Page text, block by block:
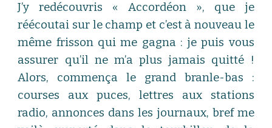
J’y redécouvris « Accordéon », que je
réécoutai sur le champ et c’est à nouveau le
même frisson qui me gagna : je puis vous
assurer qu’il ne m’a plus jamais quitté !
Alors, commença le grand branle-bas :
courses aux puces, lettres aux stations
radio, annonces dans les journaux, bref me